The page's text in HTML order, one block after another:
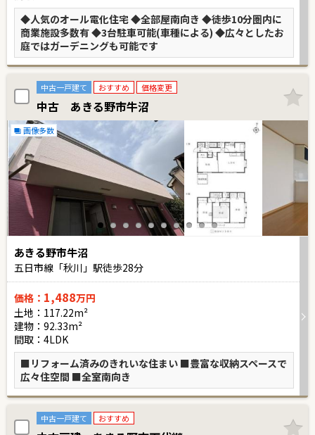
◆人気のオール電化住宅 ◆全部屋南向き ◆徒歩10分圏内に
商業施設多数有 ◆3台駐車可能(車種による) ◆広々としたお
庭ではガーデニングも可能です
中古一戸建て おすすめ 価格変更
中古 あきる野市牛沼
画像多数
あきる野市牛沼
五日市線「秋川」駅徒歩28分
価格： 1,488万円
土地：117.22m²
建物：92.33m²
間取：4LDK
■リフォーム済みのきれいな住まい ■豊富な収納スペースで
広々住空間 ■全室南向き
中古一戸建て おすすめ